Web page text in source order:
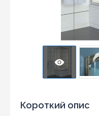
Короткий опис